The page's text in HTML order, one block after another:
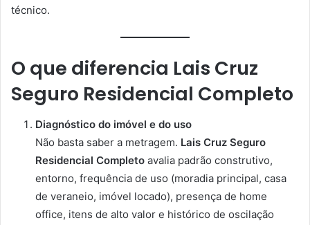
técnico.
O que diferencia Lais Cruz
Seguro Residencial Completo
Diagnóstico do imóvel e do uso
Não basta saber a metragem. Lais Cruz Seguro
Residencial Completo avalia padrão construtivo,
entorno, frequência de uso (moradia principal, casa
de veraneio, imóvel locado), presença de home
office, itens de alto valor e histórico de oscilação